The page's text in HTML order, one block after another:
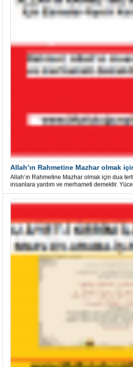
Allah’ın Rahmetine Mazhar olmak için dua
insanlara yardım ve merhameti demektir.